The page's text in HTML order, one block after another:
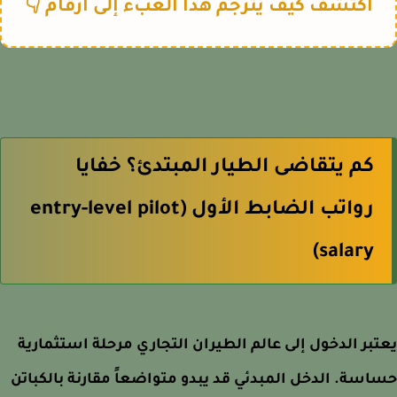
اكتشف كيف يترجم هذا العبء إلى أرقام 👇
كم يتقاضى الطيار المبتدئ؟ خفايا
رواتب الضابط الأول (entry-level pilot
salary)
الدخول إلى عالم الطيران التجاري مرحلة استثمارية
الدخل المبدئي قد يبدو متواضعاً مقارنة بالكباتن